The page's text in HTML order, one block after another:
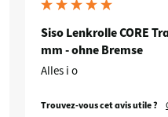
Siso Lenkrolle CORE
mm - ohne Bremse
Alles i o
Trouvez-vous cet avis utile ?